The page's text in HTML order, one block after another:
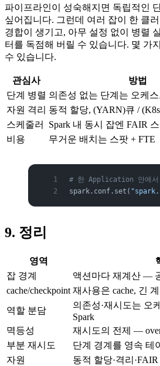
파이프라인이 성숙해지면 독립적인
싶어집니다. 그런데 여러 잡이 한 클
경합이 생기고, 아무 설정 없이 병렬
터를 독점해 버릴 수 있습니다. 몇 가
수 있습니다.
관심사
방법
단계 병렬 의존성 없는 단계는 오케
자원 격리 동적 할당, (YARN)큐 /
스케줄러
Spark 내 동시 잡엔 FAIR
비용
무거운 배치는 스팟 + FTE
# 한 Application 안에서
spark.conf.set(
9. 정리
영역
잡 경계
액션마다 재계산 —
cache/checkpoint 재사용은 cache, 긴
역할 분담
의존성·재시도는 오
Spark
멱등성
재시도의 전제 —
부분 재시도
단계 경계를 영속 테
자원
동적 할당·격리